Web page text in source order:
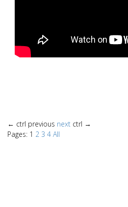
← ctrl previous next ctrl →
Pages: 1 2 3 4 All